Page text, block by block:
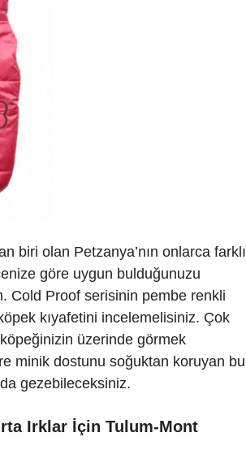
biri olan Petzanya’nın onlarca farklı
göre uygun bulduğunuzu
Cold Proof serisinin pembe renkli
kıyafetini incelemelisiniz. Çok
üzerinde görmek
minik dostunu soğuktan koruyan bu
gezebileceksiniz.
Irklar İçin Tulum-Mont